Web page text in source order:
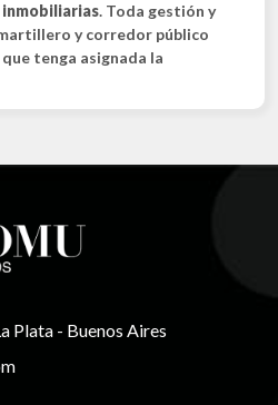
. Toda gestión y
y corredor público
tenga asignada la
Plata - Buenos Aires